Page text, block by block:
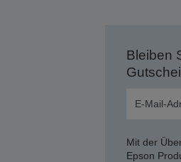
Bleiben
Mit der
Epson